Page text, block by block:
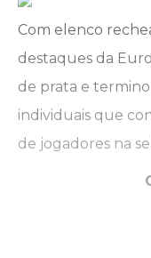
Com elenco
destaques da
de prata e
individuais que
de jogadores na